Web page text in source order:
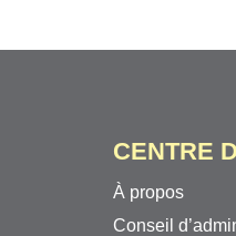
CENTRE
À propos
Conseil